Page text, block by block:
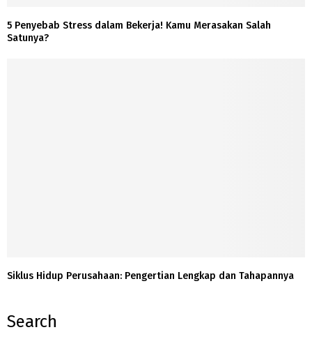
5 Penyebab Stress dalam Bekerja! Kamu Merasakan Salah
Satunya?
Siklus Hidup Perusahaan: Pengertian Lengkap dan Tahapannya
Search